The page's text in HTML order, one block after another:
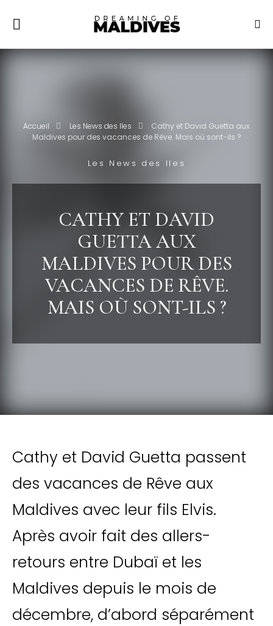
Accueil Les News des Iles
Cathy et David Guetta aux
Maldives pour des vacances de Rêve. Mais où sont-ils ?
Les News des Iles
CATHY ET DAVID
GUETTA AUX
MALDIVES POUR DES
VACANCES DE RÊVE.
MAIS OÙ SONT-ILS ?
Cathy et David Guetta passent
des vacances de Rêve aux
Maldives avec leur fils Elvis.
Après avoir fait des allers-
retours entre Dubaï et les
Maldives depuis le mois de
décembre, d’abord séparément